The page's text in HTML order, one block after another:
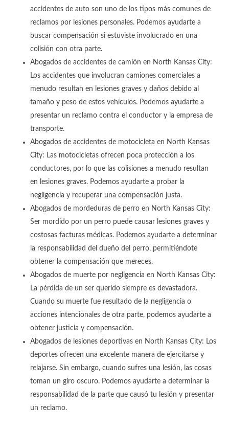
accidentes de auto son uno de los tipos más comunes de
reclamos por lesiones personales. Podemos ayudarte a
buscar compensación si estuviste involucrado en una
colisión con otra parte.
Abogados de accidentes de camión en North Kansas City:
Los accidentes que involucran camiones comerciales a
menudo resultan en lesiones graves y daños debido al
tamaño y peso de estos vehículos. Podemos ayudarte a
presentar un reclamo contra el conductor y la empresa de
transporte.
Abogados de accidentes de motocicleta en North Kansas
City: Las motocicletas ofrecen poca protección a los
conductores, por lo que las colisiones a menudo resultan
en lesiones graves. Podemos ayudarte a probar la
negligencia y recuperar una compensación justa.
Abogados de mordeduras de perro en North Kansas City:
Ser mordido por un perro puede causar lesiones graves y
costosas facturas médicas. Podemos ayudarte a determinar
la responsabilidad del dueño del perro, permitiéndote
obtener la compensación que mereces.
Abogados de muerte por negligencia en North Kansas City:
La pérdida de un ser querido siempre es devastadora.
Cuando su muerte fue resultado de la negligencia o
acciones intencionales de otra parte, podemos ayudarte a
obtener justicia y compensación.
Abogados de lesiones deportivas en North Kansas City: Los
deportes ofrecen una excelente manera de ejercitarse y
relajarse. Sin embargo, cuando sufres una lesión, las cosas
toman un giro oscuro. Podemos ayudarte a determinar la
responsabilidad de la parte que causó tu lesión y presentar
un reclamo.